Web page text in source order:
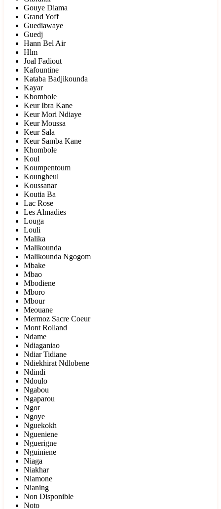
Gouye Diama
Grand Yoff
Guediawaye
Guedj
Hann Bel Air
Hlm
Joal Fadiout
Kafountine
Kataba Badjikounda
Kayar
Kbombole
Keur Ibra Kane
Keur Mori Ndiaye
Keur Moussa
Keur Sala
Keur Samba Kane
Khombole
Koul
Koumpentoum
Koungheul
Koussanar
Koutia Ba
Lac Rose
Les Almadies
Louga
Louli
Malika
Malikounda
Malikounda Ngogom
Mbake
Mbao
Mbodiene
Mboro
Mbour
Meouane
Mermoz Sacre Coeur
Mont Rolland
Ndame
Ndiaganiao
Ndiar Tidiane
Ndiekhirat Ndlobene
Ndindi
Ndoulo
Ngabou
Ngaparou
Ngor
Ngoye
Nguekokh
Ngueniene
Nguerigne
Nguiniene
Niaga
Niakhar
Niamone
Nianing
Non Disponible
Noto